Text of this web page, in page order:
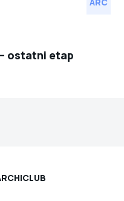
ARC
ostatni etap